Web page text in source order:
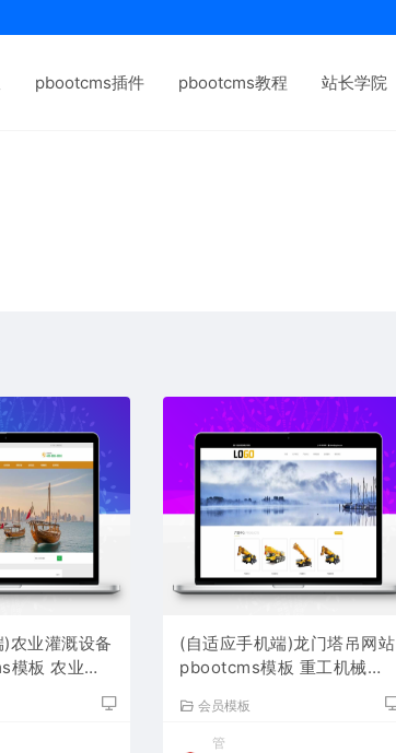
pbootcms插件 pbootcms教程 站长学院
农业灌溉设备
模板 农业机
(自适应手机端)龙门塔吊网站
pbootcms模板 重工机械设
会员模板
管